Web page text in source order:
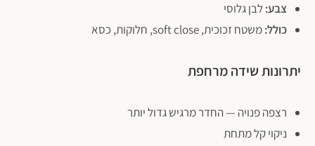
צבע:לבן גלוסי
כולל:משטח זכוכית, soft close, חלוקות, כסא
יתרונות שידה מרחפת
רצפה פנויה — החדר מרגיש גדול יותר
ניקוי קל מתחת